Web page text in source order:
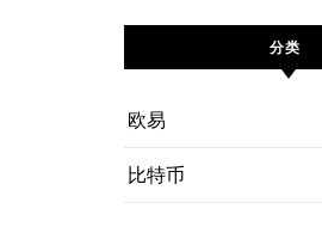
分类
欧易
比特币